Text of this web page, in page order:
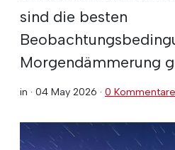
sind die besten
Morgendämmerung
in · 04 May 2026 · 0 Kommentare